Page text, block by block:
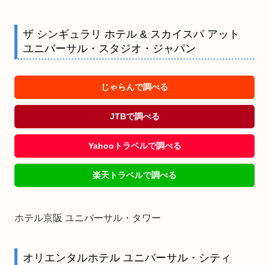
ザ シンギュラリ ホテル & スカイスパ アット
ユニバーサル・スタジオ・ジャパン
じゃらんで調べる
JTBで調べる
Yahooトラベルで調べる
楽天トラベルで調べる
ホテル京阪 ユニバーサル・タワー
オリエンタルホテル ユニバーサル・シティ